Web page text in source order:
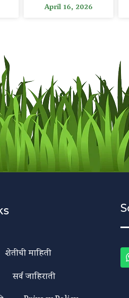
April 16, 2026
शेतीची माहिती
सर्व जाहिराती